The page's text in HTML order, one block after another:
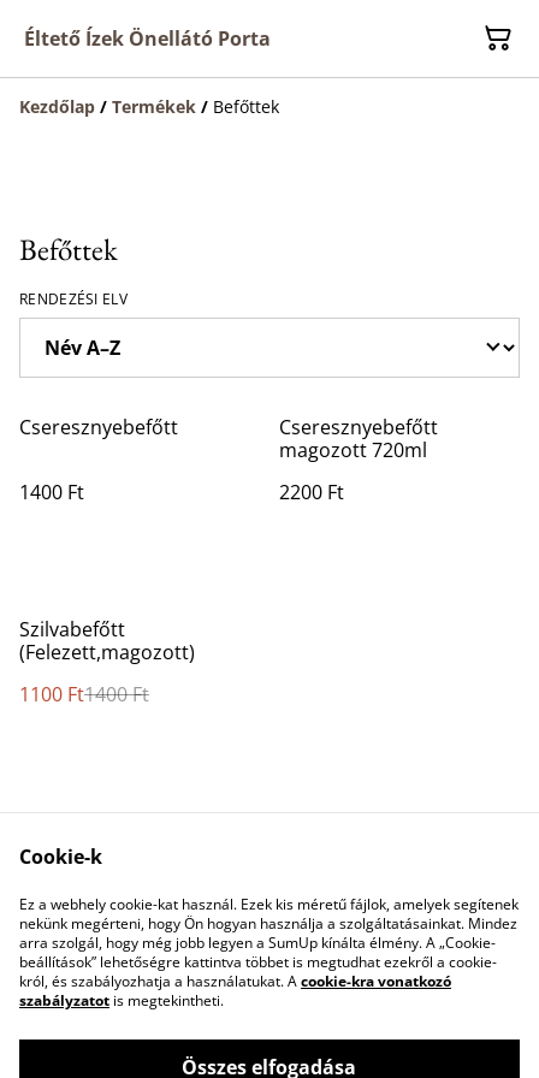
Éltető Ízek Önellátó Porta
Kezdőlap / Termékek / Befőttek
Befőttek
RENDEZÉSI ELV
Cseresznyebefőtt
1400 Ft
Cseresznyebefőtt
magozott 720ml
2200 Ft
%
Szilvabefőtt
(Felezett,magozott)
1100 Ft1400 Ft
Adatvédelmi
szabályzat
Cookie-szabályzat
Cookie-k
Ez a webhely cookie-kat használ. Ezek kis méretű fájlok, amelyek segítenek
nekünk megérteni, hogy Ön hogyan használja a szolgáltatásainkat. Mindez
arra szolgál, hogy még jobb legyen a SumUp kínálta élmény. A „Cookie-
beállítások” lehetőségre kattintva többet is megtudhat ezekről a cookie-
król, és szabályozhatja a használatukat. Acookie-kra vonatkozó
szabályzatot is megtekintheti.
Összes elfogadása